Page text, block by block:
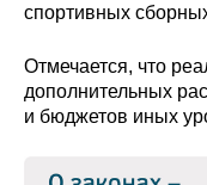
спортивных
Отмечается, что
дополнительных
и бюджетов иных